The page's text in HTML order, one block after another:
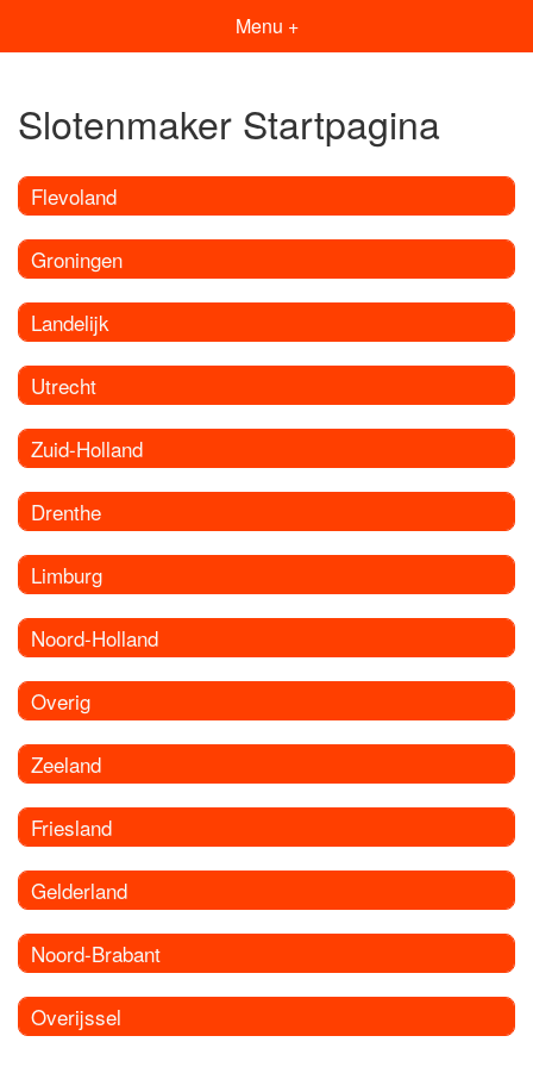
Menu +
Slotenmaker Startpagina
Flevoland
Groningen
Landelijk
Utrecht
Zuid-Holland
Drenthe
Limburg
Noord-Holland
Overig
Zeeland
Friesland
Gelderland
Noord-Brabant
Overijssel